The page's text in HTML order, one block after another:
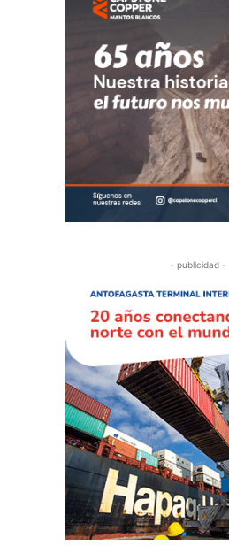
- publicidad -